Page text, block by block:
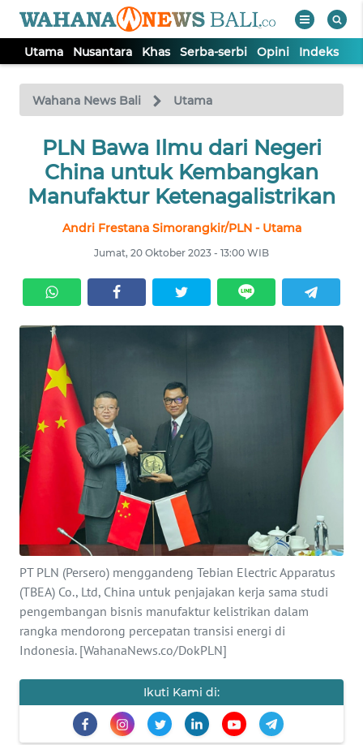
Utama Nusantara Khas Serba-serbi Opini Indeks
Wahana News Bali Utama
PLN Bawa Ilmu dari Negeri
China untuk Kembangkan
Manufaktur Ketenagalistrikan
Andri Frestana Simorangkir/PLN - Utama
Jumat, 20 Oktober 2023 - 13:00 WIB
PT PLN (Persero) menggandeng Tebian Electric Apparatus
(TBEA) Co., Ltd, China untuk penjajakan kerja sama studi
pengembangan bisnis manufaktur kelistrikan dalam
rangka mendorong percepatan transisi energi di
Indonesia. [WahanaNews.co/DokPLN]
Ikuti Kami di:
TV
Tutup
UTAMA
NUSANTARA
SERBA-
SERBI
OPINI
Informasi
INDEKS
BERITA
KONTAK
KAMI
INFO
IKLAN
TENTANG
KAMI
MEDIA
REDAKSI